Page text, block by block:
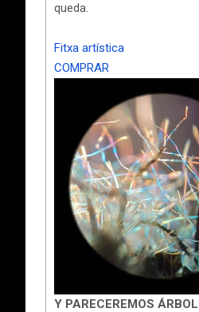
queda.
Fitxa artística
COMPRAR
Y PARECEREMOS